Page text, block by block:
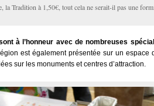
la Tradition à 1,50€, tout cela ne serait-il pas une
à l’honneur avec de nombreuses
est également présentée sur un espace
sur les monuments et centres d’attraction.